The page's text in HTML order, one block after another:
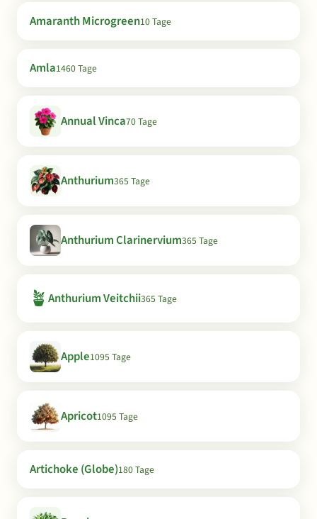
Amaranth Microgreen10 Tage
Amla1460 Tage
Annual Vinca70 Tage
Anthurium365 Tage
Anthurium Clarinervium365 Tage
🪴 Anthurium Veitchii365 Tage
Apple1095 Tage
Apricot1095 Tage
Artichoke (Globe)180 Tage